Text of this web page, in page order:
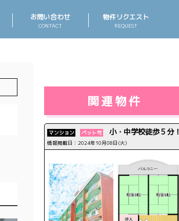
お問い合わせ
CONTACT
物件リクエスト
REQUEST
関連物件
マンション ペット可 小・中学校徒歩５分！
情報掲載日：2024年10月08日(火)